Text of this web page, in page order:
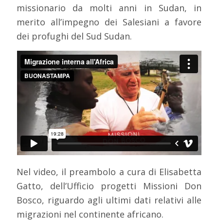
missionario da molti anni in Sudan, in
merito all’impegno dei Salesiani a favore
dei profughi del Sud Sudan.
Nel video, il preambolo a cura di Elisabetta
Gatto, dell’Ufficio progetti Missioni Don
Bosco, riguardo agli ultimi dati relativi alle
migrazioni nel continente africano.